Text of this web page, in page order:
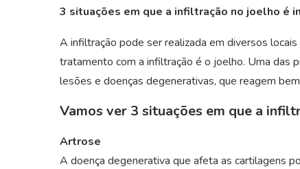
3 situações em que a infiltração no joelho é
A infiltração pode ser realizada em diversos
tratamento com a infiltração é o joelho. Uma das
lesões e doenças degenerativas, que reagem
Vamos ver 3 situações em que a
Artrose
A doença degenerativa que afeta as cartilagens